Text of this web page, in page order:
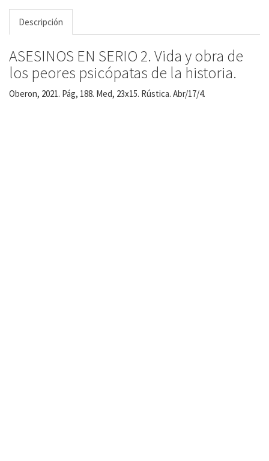
Descripción
ASESINOS EN SERIO 2. Vida y obra de
los peores psicópatas de la historia.
Oberon, 2021. Pág, 188. Med, 23x15. Rústica. Abr/17/4.